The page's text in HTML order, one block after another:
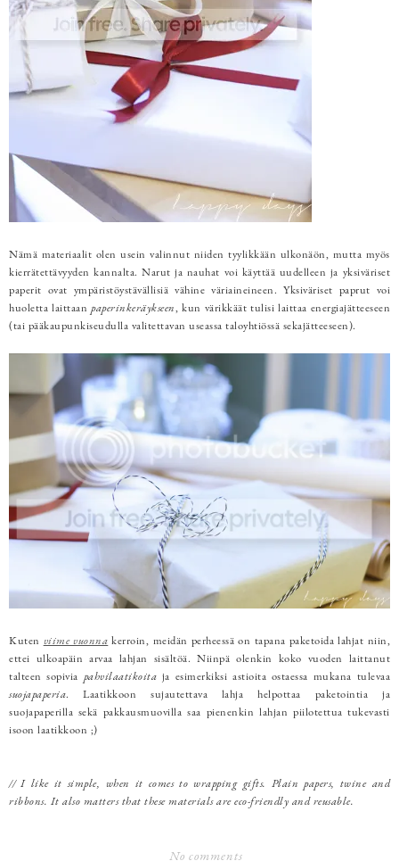
Nämä materiaalit olen usein valinnut niiden tyylikkään ulkonäön, mutta myös
kierrätettävyyden kannalta. Narut ja nauhat voi käyttää uudelleen ja yksiväriset
paperit ovat ympäristöystävällisiä vähine väriaineineen. Yksiväriset paprut voi
huoletta laittaan paperinkeräykseen, kun värikkäät tulisi laittaa energiajätteeseen
(tai pääkaupunkiseudulla valitettavan useassa taloyhtiössä sekajätteeseen).
Kuten viime vuonna kerroin, meidän perheessä on tapana paketoida lahjat niin,
ettei ulkoapäin arvaa lahjan sisältöä. Niinpä olenkin koko vuoden laittanut
talteen sopivia pahvilaatikoita ja esimerkiksi astioita ostaessa mukana tulevaa
suojapaperia. Laatikkoon sujautettava lahja helpottaa paketointia ja
suojapaperilla sekä pakkausmuovilla saa pienenkin lahjan piilotettua tukevasti
isoon laatikkoon ;)
// I like it simple, when it comes to wrapping gifts. Plain papers, twine and
ribbons. It also matters that these materials are eco-friendly and reusable.
No comments